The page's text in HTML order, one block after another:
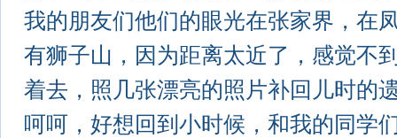
我的朋友们他们的眼光在张家界，在
有狮子山，因为距离太近了，感觉不
着去，照几张漂亮的照片补回儿时的
呵呵，好想回到小时候，和我的同学